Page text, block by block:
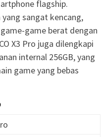
flagship.
sangat kencang,
game berat dengan
X3 Pro juga dilengkapi
internal 256GB, yang
game yang bebas